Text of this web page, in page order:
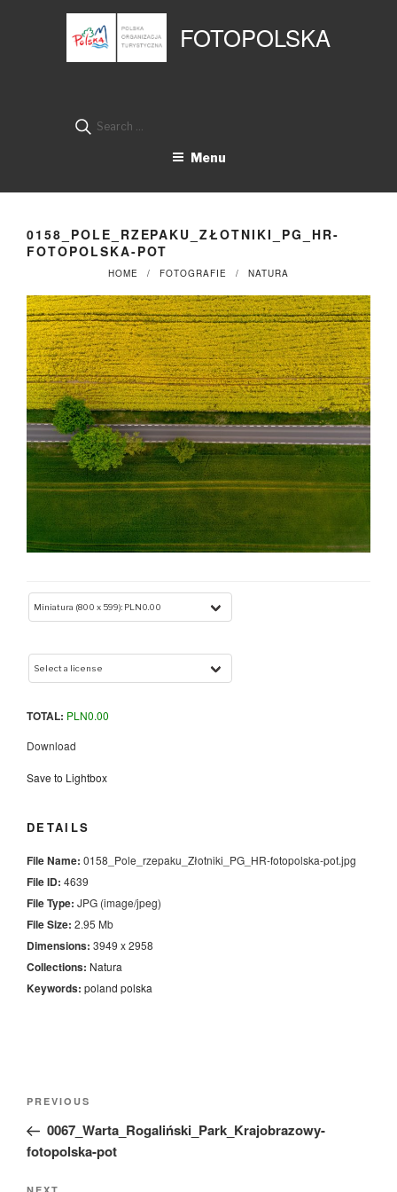
FOTOPOLSKA
Search
Menu
0158_POLE_RZEPAKU_ZŁOTNIKI_PG_HR-
FOTOPOLSKA-POT
HOME FOTOGRAFIE NATURA
TOTAL: PLN0.00
Download
Save to Lightbox
DETAILS
File Name: 0158_Pole_rzepaku_Złotniki_PG_HR-fotopolska-pot.jpg
File ID: 4639
File Type: JPG (image/jpeg)
File Size: 2.95 Mb
Dimensions: 3949 x 2958
Collections: Natura
Keywords: poland polska
Nawigacja
Previous
Post
PREVIOUS
0067_Warta_Rogaliński_Park_Krajobrazowy-
fotopolska-pot
Panel zarządzania plikami cookies